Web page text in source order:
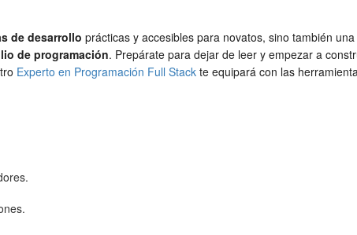
de desarrollo prácticas y accesibles para novatos, sino también
de programación. Prepárate para dejar de leer y empezar a
Experto en Programación Full Stack te equipará con las